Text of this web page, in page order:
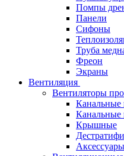
Помпы
Панели
Сифоны
Труба
Фреон
Экраны
Вентиляция
Вентиляторы
Канальные
Канальные
Крышные
Аксессуары